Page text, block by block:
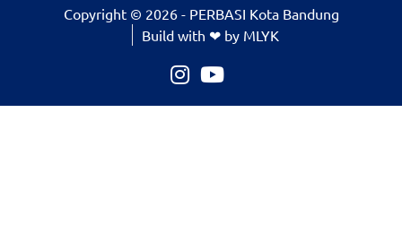
Copyright © 2026 - PERBASI Kota Bandung
Build with ❤ by MLYK